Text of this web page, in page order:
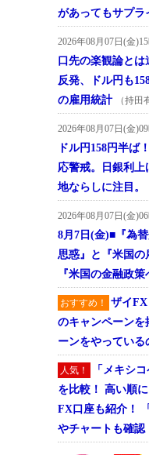
があってもサプ
2026年08月07日(金
口先の楽観論と
反発、ドル円も
の雇用統計
（持田
2026年08月07日(金
ドル円158円半
応警戒。日銀利
地ならしに注目。
2026年08月07日(金
8月7日(金)■『為
思惑』と『米国の
『米国の金融政
おすすめ！
ザイ
のキャンペーン
ーンをやっている
人気！
「メキシ
を比較！ 高い順
FX口座も紹介！
やチャートも確認